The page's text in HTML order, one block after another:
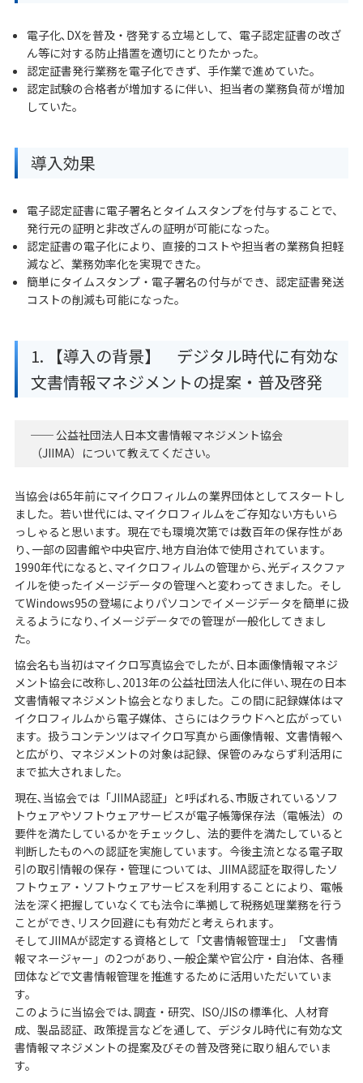
電子化､DXを普及・啓発する立場として、電子認定証書の改ざ
ん等に対する防止措置を適切にとりたかった。
認定証書発行業務を電子化できず、手作業で進めていた。
認定試験の合格者が増加するに伴い、担当者の業務負荷が増加
していた。
導入効果
電子認定証書に電子署名とタイムスタンプを付与することで、
発行元の証明と非改ざんの証明が可能になった。
認定証書の電子化により、直接的コストや担当者の業務負担軽
減など、業務効率化を実現できた。
簡単にタイムスタンプ・電子署名の付与ができ、認定証書発送
コストの削減も可能になった。
1. 【導入の背景】 デジタル時代に有効な
文書情報マネジメントの提案・普及啓発
── 公益社団法人日本文書情報マネジメント協会
（JIIMA）について教えてください。
当協会は65年前にマイクロフィルムの業界団体としてスタートし
ました。若い世代には､マイクロフィルムをご存知ない方もいら
っしゃると思います。現在でも環境次第では数百年の保存性があ
り､一部の図書館や中央官庁､地方自治体で使用されています。
1990年代になると､マイクロフィルムの管理から､光ディスクファ
イルを使ったイメージデータの管理へと変わってきました。そし
てWindows95の登場によりパソコンでイメージデータを簡単に扱
えるようになり､イメージデータでの管理が一般化してきまし
た。
協会名も当初はマイクロ写真協会でしたが､日本画像情報マネジ
メント協会に改称し､2013年の公益社団法人化に伴い､現在の日本
文書情報マネジメント協会となりました。この間に記録媒体はマ
イクロフィルムから電子媒体、さらにはクラウドへと広がってい
ます。扱うコンテンツはマイクロ写真から画像情報、文書情報へ
と広がり、マネジメントの対象は記録、保管のみならず利活用に
まで拡大されました。
現在､当協会では「JIIMA認証」と呼ばれる､市販されているソフ
トウェアやソフトウェアサービスが電子帳簿保存法（電帳法）の
要件を満たしているかをチェックし、法的要件を満たしていると
判断したものへの認証を実施しています。今後主流となる電子取
引の取引情報の保存・管理については、JIIMA認証を取得したソ
フトウェア・ソフトウェアサービスを利用することにより、電帳
法を深く把握していなくても法令に準拠して税務処理業務を行う
ことができ､リスク回避にも有効だと考えられます。
そしてJIIMAが認定する資格として「文書情報管理士」「文書情
報マネージャー」の2つがあり､一般企業や官公庁・自治体、各種
団体などで文書情報管理を推進するために活用いただいていま
す。
このように当協会では､調査・研究、ISO/JISの標準化、人材育
成、製品認証、政策提言などを通して、デジタル時代に有効な文
書情報マネジメントの提案及びその普及啓発に取り組んでいま
す。